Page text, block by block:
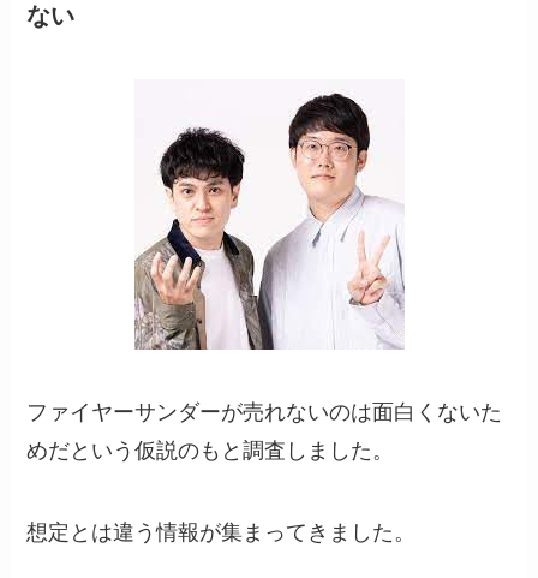
ない
ファイヤーサンダーが売れないのは面白くないた
めだという仮説のもと調査しました。
想定とは違う情報が集まってきました。